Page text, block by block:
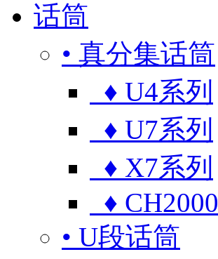
话筒
• 真分集话筒
♦ U4系列
♦ U7系列
♦ X7系列
♦ CH2000
• U段话筒